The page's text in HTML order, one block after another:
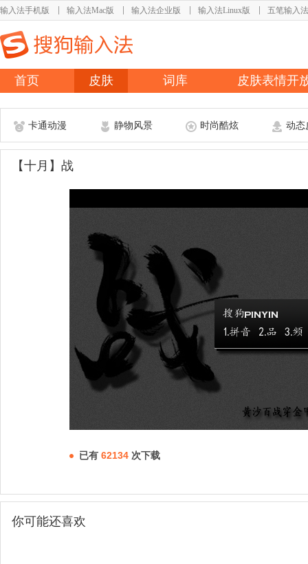
输入法手机版 输入法Mac版 输入法企业版 输入法Linux版 五笔输入法
首页 皮肤 词库 皮肤表情开
卡通动漫 静物风景 时尚酷炫 动态
【十月】战
已有 62134 次下载
你可能还喜欢